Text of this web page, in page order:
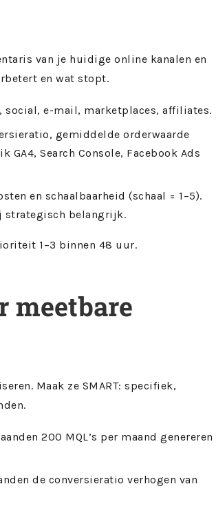
van je huidige online kanalen en
en wat stopt.
social, e-mail, marketplaces, affiliates.
gemiddelde orderwaarde
GA4, Search Console, Facebook Ads
en schaalbaarheid (schaal = 1–5).
strategisch belangrijk.
1–3 binnen 48 uur.
meetbare
Maak ze SMART: specifiek,
200 MQL’s per maand genereren
de conversieratio verhogen van